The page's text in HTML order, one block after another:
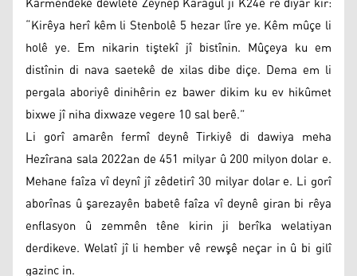
“Kirêya herî kêm li Stenbolê 5 hezar lîre ye. Kêm mûçe li
holê ye. Em nikarin tiştekî jî bistînin. Mûçeya ku em
distînin di nava saetekê de xilas dibe diçe. Dema em li
pergala aboriyê dinihêrin ez bawer dikim ku ev hikûmet
bixwe jî niha dixwaze vegere 10 sal berê.”
Li gorî amarên fermî deynê Tirkiyê di dawiya meha
Hezîrana sala 2022an de 451 milyar û 200 milyon dolar e.
Mehane faîza vî deynî jî zêdetirî 30 milyar dolar e. Li gorî
aborînas û şarezayên babetê faîza vî deynê giran bi rêya
enflasyon û zemmên têne kirin ji berîka welatiyan
derdikeve. Welatî jî li hember vê rewşê neçar in û bi gilî
gazinc in.